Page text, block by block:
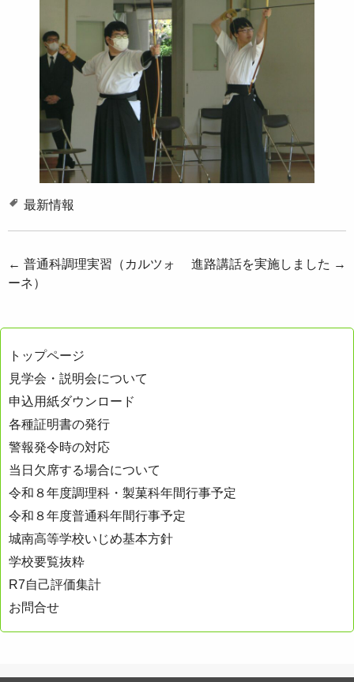
最新情報
投
稿
ゲ
ー
シ
ョ
ン
← 普通科調理実習（カルツォ
ーネ）
進路講話を実施しました →
トップページ
見学会・説明会について
申込用紙ダウンロード
各種証明書の発行
警報発令時の対応
当日欠席する場合について
令和８年度調理科・製菓科年間行事予定
令和８年度普通科年間行事予定
城南高等学校いじめ基本方針
学校要覧抜粋
R7自己評価集計
お問合せ